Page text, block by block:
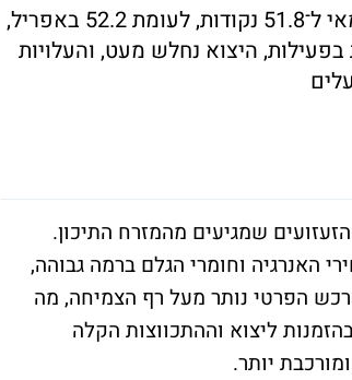
מדד מנהלי הרכש הפרטי של רייטינגדוג ו-S&P גלובל ירד במאי ל־51.8 נקודות, לעומת 52.2 באפריל,
היצוא נחלש מעט, והעלויות
שמגיעים מהמזרח התיכון.
האנרגיה וחומרי הגלם ברמה גבוהה,
הפרטי נותר מעל רף הצמיחה, מה
ליצוא וההתכווצות הקלה
יותר.